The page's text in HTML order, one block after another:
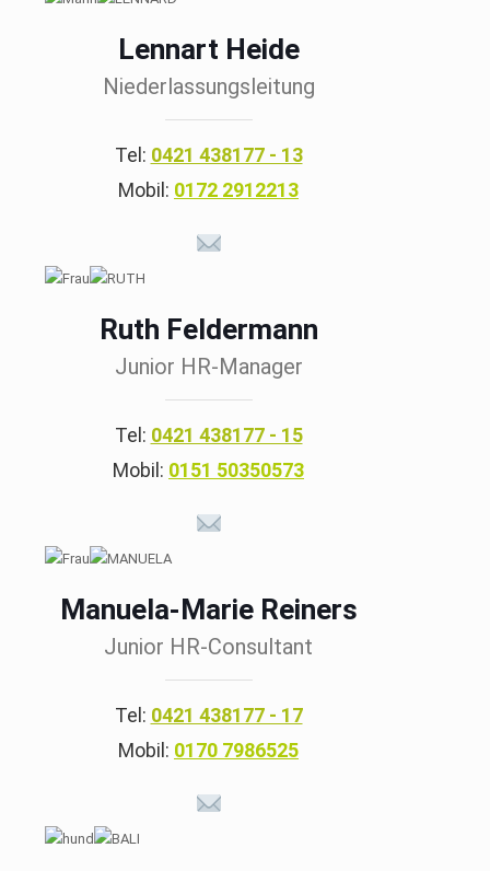
Lennart Heide
Niederlassungsleitung
Tel: 0421 438177 - 13
Mobil: 0172 2912213
Ruth Feldermann
Junior HR-Manager
Tel: 0421 438177 - 15
Mobil: 0151 50350573
Manuela-Marie Reiners
Junior HR-Consultant
Tel: 0421 438177 - 17
Mobil: 0170 7986525